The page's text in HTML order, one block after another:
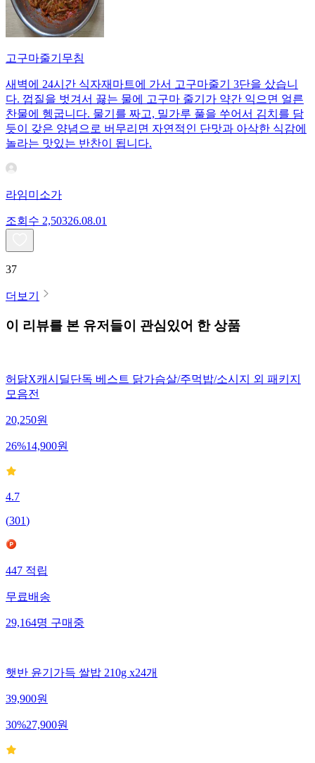
고구마줄기무침
새벽에 24시간 식자재마트에 가서 고구마줄기 3단을 샀습니
다. 껍질을 벗겨서 끓는 물에 고구마 줄기가 약간 익으면 얼른
찬물에 헹굽니다. 물기를 짜고, 밀가루 풀을 쑤어서 김치를 담
듯이 갖은 양념으로 버무리면 자연적인 단맛과 아삭한 식감에
놀라는 맛있는 반찬이 됩니다.
라임미소가
조회수 2,50326.08.01
37
더보기
이 리뷰를 본 유저들이 관심있어 한 상품
허닭X캐시딜단독 베스트 닭가슴살/주먹밥/소시지 외 패키지
모음전
20,250원
26%14,900원
4.7
(301)
447 적립
무료배송
29,164명 구매중
햇반 윤기가득 쌀밥 210g x24개
39,900원
30%27,900원